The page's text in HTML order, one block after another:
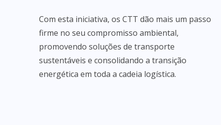
Com esta iniciativa, os CTT dão mais um passo
firme no seu compromisso ambiental,
promovendo soluções de transporte
sustentáveis e consolidando a transição
energética em toda a cadeia logística.